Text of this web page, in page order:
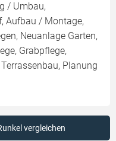
/ Umbau,
Aufbau / Montage,
Neuanlage Garten,
Grabpflege,
Planung
vergleichen